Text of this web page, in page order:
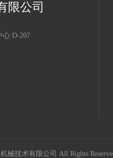
限公司
心 D-207
机械技术有限公司 All Rights